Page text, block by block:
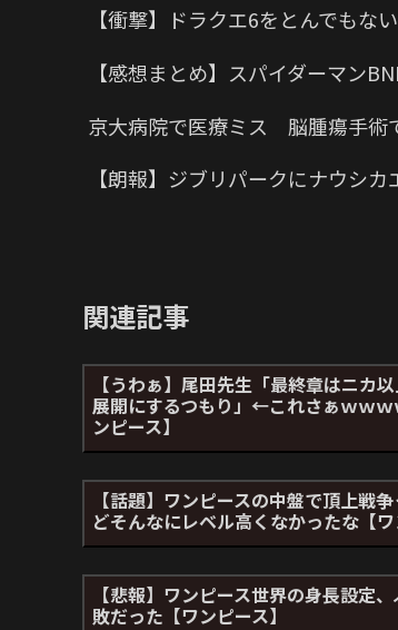
【衝撃】ドラクエ6をとんでもな
【感想まとめ】スパイダーマン
京大病院で医療ミス 脳腫瘍手術
【朗報】ジブリパークにナウシ
関連記事
【うわぁ】尾田先生「最終章はニカ
展開にするつもり」←これさぁｗｗ
ンピース】
【話題】ワンピースの中盤で頂上戦
どそんなにレベル高くなかったな【ワ
【悲報】ワンピース世界の身長設定
敗だった【ワンピース】